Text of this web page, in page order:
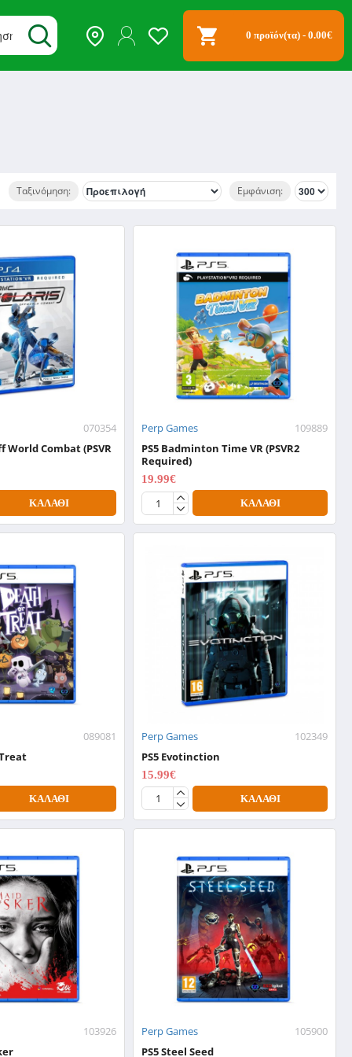
0 προϊόν(τα) - 0.00€
Ταξινόμηση: Εμφάνιση:
070354
World Combat (PSVR
ΚΑΛΆΘΙ
Perp Games
109889
PS5 Badminton Time VR (PSVR2
Required)
19.99€
ΚΑΛΆΘΙ
089081
ΚΑΛΆΘΙ
Perp Games
102349
PS5 Evotinction
15.99€
ΚΑΛΆΘΙ
103926
Perp Games
105900
PS5 Steel Seed